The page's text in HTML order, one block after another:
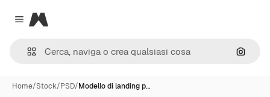
Close menu
Magnific
Cerca
Home/Stock/PSD/Modello di landing p…